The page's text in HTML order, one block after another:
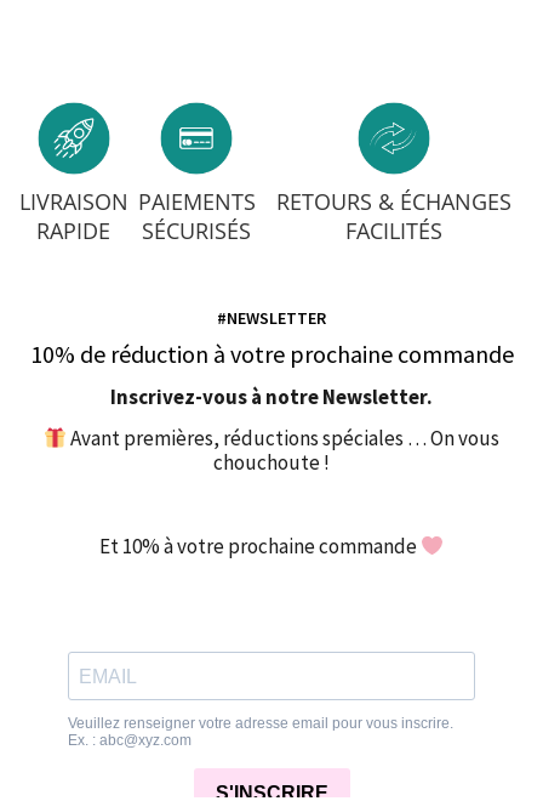
LIVRAISON
RAPIDE
PAIEMENTS
SÉCURISÉS
RETOURS & ÉCHANGES
FACILITÉS
#NEWSLETTER
10% de réduction à votre prochaine commande
Inscrivez-vous à notre Newsletter.
Avant premières, réductions spéciales … On vous
chouchoute !
Et 10% à votre prochaine commande